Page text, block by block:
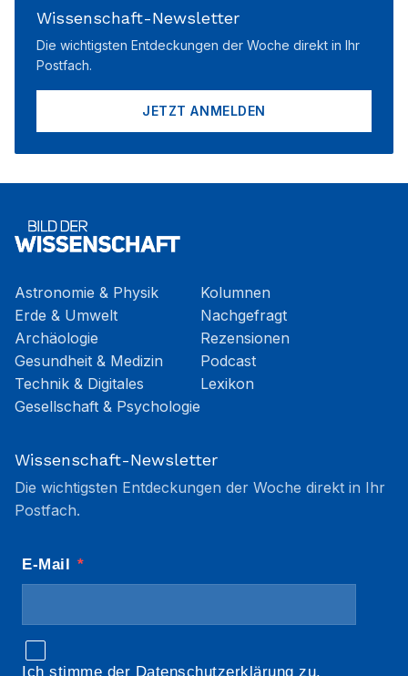
Wissenschaft-Newsletter
Die wichtigsten Entdeckungen der Woche direkt in Ihr
Postfach.
JETZT ANMELDEN
Astronomie & Physik
Erde & Umwelt
Archäologie
Gesundheit & Medizin
Technik & Digitales
Gesellschaft & Psychologie
Kolumnen
Nachgefragt
Rezensionen
Podcast
Lexikon
Wissenschaft-Newsletter
Die wichtigsten Entdeckungen der Woche direkt in Ihr
Postfach.